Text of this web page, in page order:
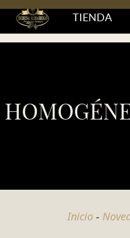
TIENDA
Inicio -